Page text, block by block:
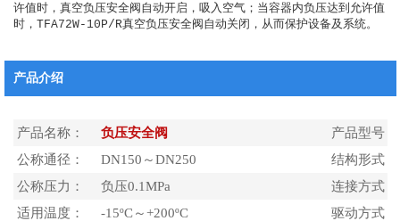
许值时，真空负压安全阀自动开启，吸入空气；当容器内负压达到允许值
时，TFA72W-10P/R真空负压安全阀自动关闭，从而保护设备及系统。
产品介绍
产品名称： 负压安全阀
产品型号：
公称通径：
DN150～DN250
结构形式：
公称压力：
负压0.1MPa
连接方式：
适用温度：
-15ºC～+200ºC
驱动方式：